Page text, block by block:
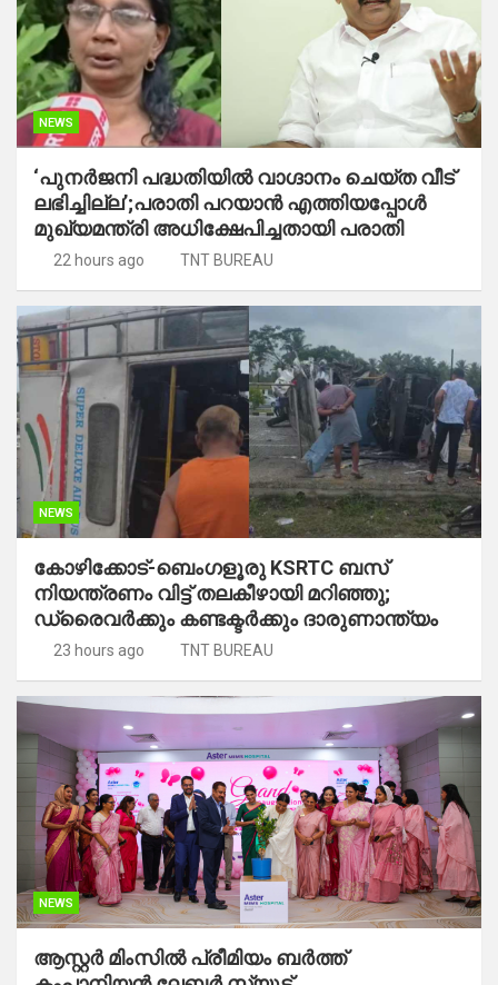
NEWS
‘പുനർജനി പദ്ധതിയിൽ വാഗ്ദാനം ചെയ്ത വീട്
ലഭിച്ചില്ല’;പരാതി പറയാൻ എത്തിയപ്പോൾ
മുഖ്യമന്ത്രി അധിക്ഷേപിച്ചതായി പരാതി
22 hours ago TNT BUREAU
NEWS
കോഴിക്കോട്-ബെംഗളൂരു KSRTC ബസ്
നിയന്ത്രണം വിട്ട് തലകീഴായി മറിഞ്ഞു;
ഡ്രെെവർക്കും കണ്ടക്ടർക്കും ദാരുണാന്ത്യം
23 hours ago TNT BUREAU
NEWS
ആസ്റ്റർ മിംസിൽ പ്രീമിയം ബർത്ത്